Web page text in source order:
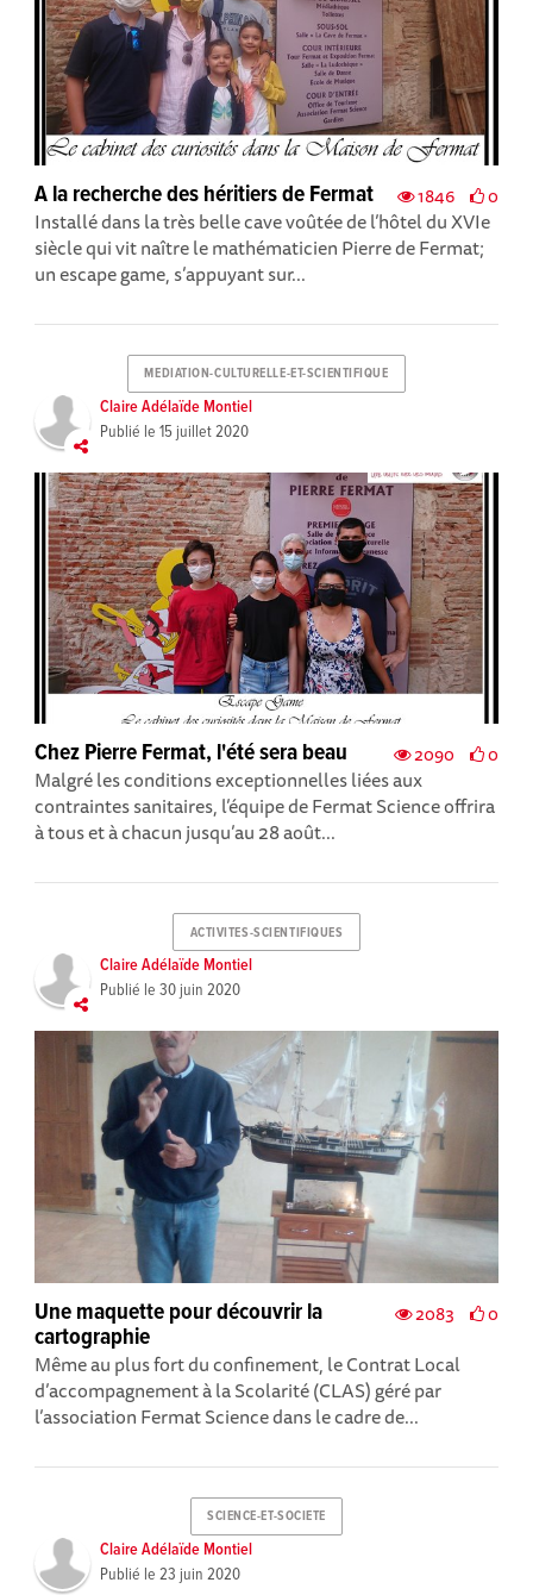
1846 0
A la recherche des héritiers de Fermat
Installé dans la très belle cave voûtée de l’hôtel du XVIe
siècle qui vit naître le mathématicien Pierre de Fermat;
un escape game, s’appuyant sur...
MEDIATION-CULTURELLE-ET-SCIENTIFIQUE
Claire Adélaïde Montiel
Publié le 15 juillet 2020
2090 0
Chez Pierre Fermat, l'été sera beau
Malgré les conditions exceptionnelles liées aux
contraintes sanitaires, l’équipe de Fermat Science offrira
à tous et à chacun jusqu’au 28 août...
ACTIVITES-SCIENTIFIQUES
Claire Adélaïde Montiel
Publié le 30 juin 2020
2083 0
Une maquette pour découvrir la
cartographie
Même au plus fort du confinement, le Contrat Local
d’accompagnement à la Scolarité (CLAS) géré par
l’association Fermat Science dans le cadre de...
SCIENCE-ET-SOCIETE
Claire Adélaïde Montiel
Publié le 23 juin 2020